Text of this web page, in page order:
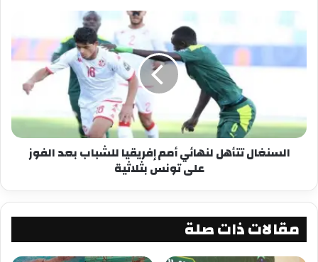
السنغال تتأهل لنهائي أمم إفريقيا للشباب بعد الفوز
على تونس بثلاثية
مقالات ذات صلة